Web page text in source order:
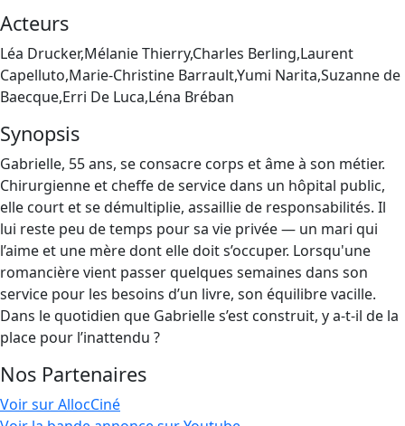
Acteurs
Léa Drucker,Mélanie Thierry,Charles Berling,Laurent
Capelluto,Marie-Christine Barrault,Yumi Narita,Suzanne de
Baecque,Erri De Luca,Léna Bréban
Synopsis
Gabrielle, 55 ans, se consacre corps et âme à son métier.
Chirurgienne et cheffe de service dans un hôpital public,
elle court et se démultiplie, assaillie de responsabilités. Il
lui reste peu de temps pour sa vie privée — un mari qui
l’aime et une mère dont elle doit s’occuper. Lorsqu'une
romancière vient passer quelques semaines dans son
service pour les besoins d’un livre, son équilibre vacille.
Dans le quotidien que Gabrielle s’est construit, y a-t-il de la
place pour l’inattendu ?
Nos Partenaires
Voir sur AllocCiné